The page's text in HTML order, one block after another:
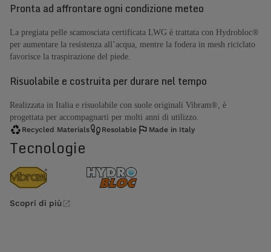
Pronta ad affrontare ogni condizione meteo
La pregiata pelle scamosciata certificata LWG è trattata con Hydrobloc®
per aumentare la resistenza all’acqua, mentre la fodera in mesh riciclato
favorisce la traspirazione del piede.
Risuolabile e costruita per durare nel tempo
Realizzata in Italia e risuolabile con suole originali Vibram®, è
progettata per accompagnarti per molti anni di utilizzo.
Recycled Materials Resolable Made in Italy
Tecnologie
Scopri di più